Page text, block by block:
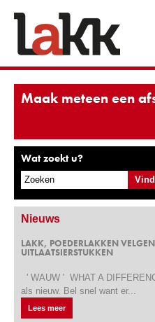
Maak meteen een
Wat zoekt u?
Nieuws
LAKK, POEDERLAKKEN
UITLAATSIERSTUKKEN
' WAUW ' WHAT A
als nieuw. Bel snel want er...
Lees meer